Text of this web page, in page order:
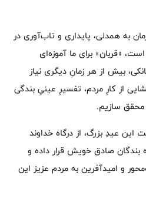
به همدلی، پایداری و تاب‌آوری در
«قربان» برای ما آموزه‌ای
بیش از هر زمانِ دیگری نیاز
از کارِ مردم، تفسیرِ عینیِ بندگی
محقق سازیم.
عیدِ بزرگ، از درگاه خداوند
بندگان صادق خویش قرار داده و
و امیدآفرین به مردم عزیز این